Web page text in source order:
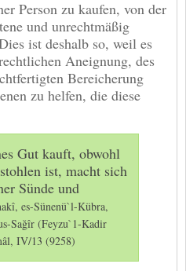
Person zu kaufen, von der
und unrechtmäßig
ist deshalb so, weil es
Aneignung, des
Bereicherung
zu helfen, die diese
Gut kauft, obwohl
ist, macht sich
Sünde und
es-Sünenü`l-Kübra,
Sağîr (Feyzu`1-Kadir
IV/13 (9258)